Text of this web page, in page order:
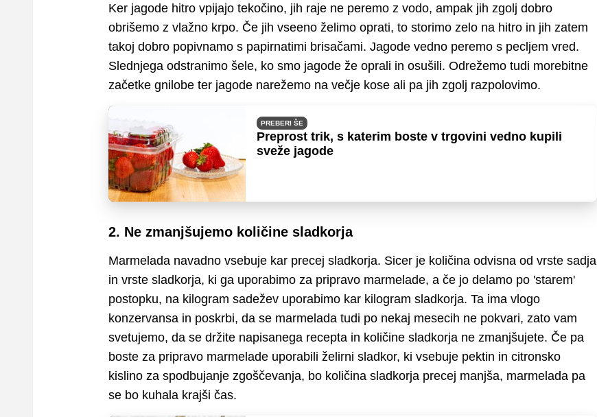
Ker jagode hitro vpijajo tekočino, jih raje ne peremo z vodo, ampak jih zgolj dobro
obrišemo z vlažno krpo. Če jih vseeno želimo oprati, to storimo zelo na hitro in jih zatem
takoj dobro popivnamo s papirnatimi brisačami. Jagode vedno peremo s pecljem vred.
Slednjega odstranimo šele, ko smo jagode že oprali in osušili. Odrežemo tudi morebitne
začetke gnilobe ter jagode narežemo na večje kose ali pa jih zgolj razpolovimo.
PREBERI ŠE
Preprost trik, s katerim boste v trgovini vedno kupili
sveže jagode
2. Ne zmanjšujemo količine sladkorja
Marmelada navadno vsebuje kar precej sladkorja. Sicer je količina odvisna od vrste sadja
in vrste sladkorja, ki ga uporabimo za pripravo marmelade, a če jo delamo po 'starem'
postopku, na kilogram sadežev uporabimo kar kilogram sladkorja. Ta ima vlogo
konzervansa in poskrbi, da se marmelada tudi po nekaj mesecih ne pokvari, zato vam
svetujemo, da se držite napisanega recepta in količine sladkorja ne zmanjšujete. Če pa
boste za pripravo marmelade uporabili želirni sladkor, ki vsebuje pektin in citronsko
kislino za spodbujanje zgoščevanja, bo količina sladkorja precej manjša, marmelada pa
se bo kuhala krajši čas.